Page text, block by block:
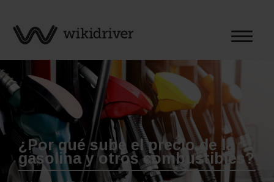
¿Por qué sube el precio de la
gasolina y otros combustibles?